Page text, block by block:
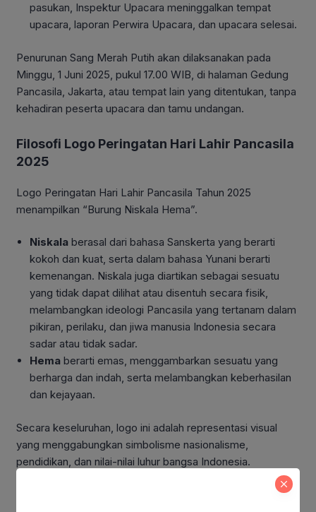
pasukan, Inspektur Upacara meninggalkan tempat
upacara, laporan Perwira Upacara, dan upacara selesai.
Penurunan Sang Merah Putih akan dilaksanakan pada
Minggu, 1 Juni 2025, pukul 17.00 WIB, di halaman Gedung
Pancasila, Jakarta, atau tempat lain yang ditentukan, tanpa
kehadiran peserta upacara dan tamu undangan.
Filosofi Logo Peringatan Hari Lahir Pancasila
2025
Logo Peringatan Hari Lahir Pancasila Tahun 2025
menampilkan “Burung Niskala Hema”.
Niskala berasal dari bahasa Sanskerta yang berarti
kokoh dan kuat, serta dalam bahasa Yunani berarti
kemenangan. Niskala juga diartikan sebagai sesuatu
yang tidak dapat dilihat atau disentuh secara fisik,
melambangkan ideologi Pancasila yang tertanam dalam
pikiran, perilaku, dan jiwa manusia Indonesia secara
sadar atau tidak sadar.
Hema berarti emas, menggambarkan sesuatu yang
berharga dan indah, serta melambangkan keberhasilan
dan kejayaan.
Secara keseluruhan, logo ini adalah representasi visual
yang menggabungkan simbolisme nasionalisme,
pendidikan, dan nilai-nilai luhur bangsa Indonesia.